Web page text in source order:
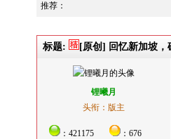
推荐：
标题:
[原创] 回忆新加坡，
锂曦月
头衔：版主
：421175
：676